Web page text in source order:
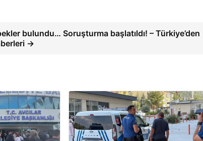
bulundu… Soruşturma başlatıldı! – Türkiye’den
→